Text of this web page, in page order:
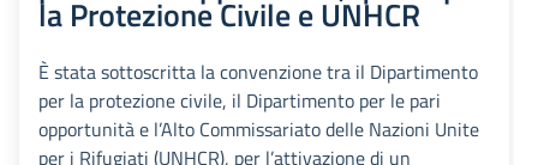
la Protezione Civile e UNHCR
È stata sottoscritta la convenzione tra il Dipartimento
per la protezione civile, il Dipartimento per le pari
opportunità e l’Alto Commissariato delle Nazioni Unite
per i Rifugiati (UNHCR), per l’attivazione di un